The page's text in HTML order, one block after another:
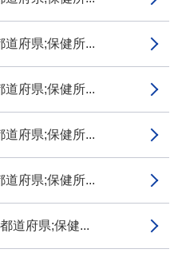
道府県;保健所...
道府県;保健所...
道府県;保健所...
道府県;保健所...
道府県;保健...